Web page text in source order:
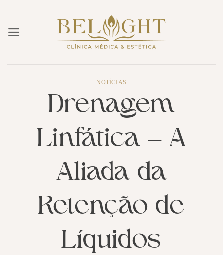
content
NOTÍCIAS
Drenagem
Linfática – A
Aliada da
Retenção de
Líquidos